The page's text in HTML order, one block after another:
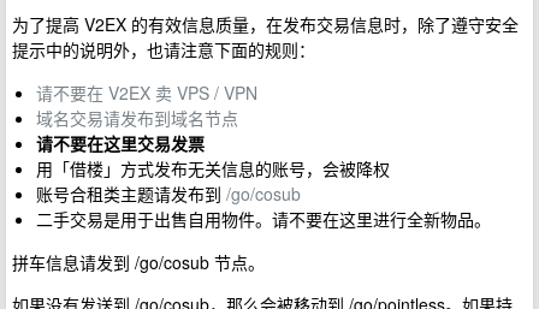
为了提高 V2EX 的有效信息质量，在发布交易信息时，除了遵守安全
提示中的说明外，也请注意下面的规则：
请不要在 V2EX 卖 VPS / VPN
域名交易请发布到域名节点
请不要在这里交易发票
用「借楼」方式发布无关信息的账号，会被降权
账号合租类主题请发布到 /go/cosub
二手交易是用于出售自用物件。请不要在这里进行全新物品。
拼车信息请发到 /go/cosub 节点。